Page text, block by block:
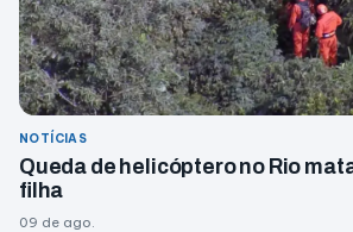
NOTÍCIAS
Queda de helicóptero no Rio
filha
09 de ago.